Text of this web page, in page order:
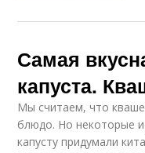
Самая
капуста.
Мы считаем, что
блюдо. Но некоторые
капусту придумали